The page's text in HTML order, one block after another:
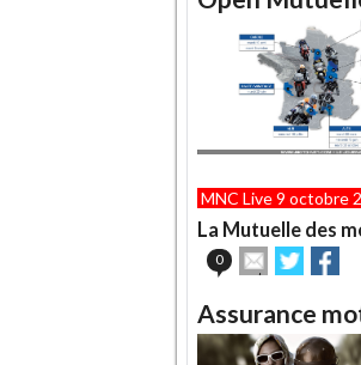
MNC Live 9 octobre
La Mutuelle des
0
Envoyer
cet
à
un
ami
Partager
sur sur
Assurance